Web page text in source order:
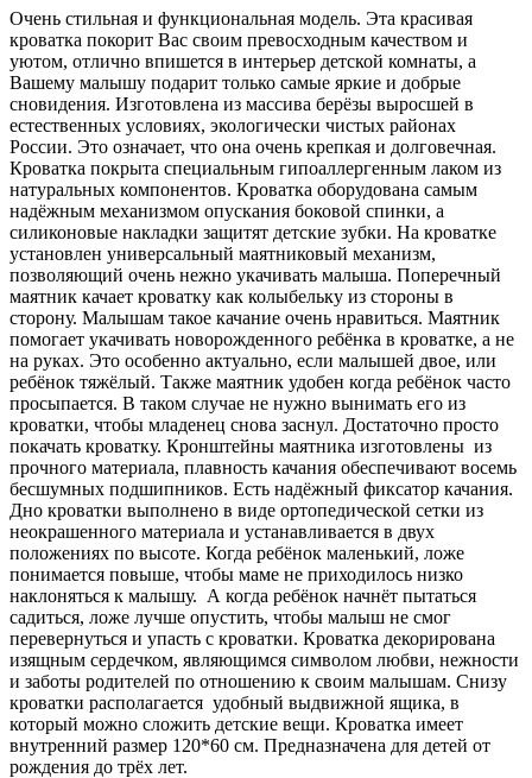
Очень стильная и функциональная модель. Эта красивая
кроватка покорит Вас своим превосходным качеством и
уютом, отлично впишется в интерьер детской комнаты, а
Вашему малышу подарит только самые яркие и добрые
сновидения. Изготовлена из массива берёзы выросшей в
естественных условиях, экологически чистых районах
России. Это означает, что она очень крепкая и долговечная.
Кроватка покрыта специальным гипоаллергенным лаком из
натуральных компонентов. Кроватка оборудована самым
надёжным механизмом опускания боковой спинки, а
силиконовые накладки защитят детские зубки. На кроватке
установлен универсальный маятниковый механизм,
позволяющий очень нежно укачивать малыша. Поперечный
маятник качает кроватку как колыбельку из стороны в
сторону. Малышам такое качание очень нравиться. Маятник
помогает укачивать новорожденного ребёнка в кроватке, а не
на руках. Это особенно актуально, если малышей двое, или
ребёнок тяжёлый. Также маятник удобен когда ребёнок часто
просыпается. В таком случае не нужно вынимать его из
кроватки, чтобы младенец снова заснул. Достаточно просто
покачать кроватку. Кронштейны маятника изготовлены из
прочного материала, плавность качания обеспечивают восемь
бесшумных подшипников. Есть надёжный фиксатор качания.
Дно кроватки выполнено в виде ортопедической сетки из
неокрашенного материала и устанавливается в двух
положениях по высоте. Когда ребёнок маленький, ложе
понимается повыше, чтобы маме не приходилось низко
наклоняться к малышу. А когда ребёнок начнёт пытаться
садиться, ложе лучше опустить, чтобы малыш не смог
перевернуться и упасть с кроватки. Кроватка декорирована
изящным сердечком, являющимся символом любви, нежности
и заботы родителей по отношению к своим малышам. Снизу
кроватки располагается удобный выдвижной ящика, в
который можно сложить детские вещи. Кроватка имеет
внутренний размер 120*60 см. Предназначена для детей от
рождения до трёх лет.